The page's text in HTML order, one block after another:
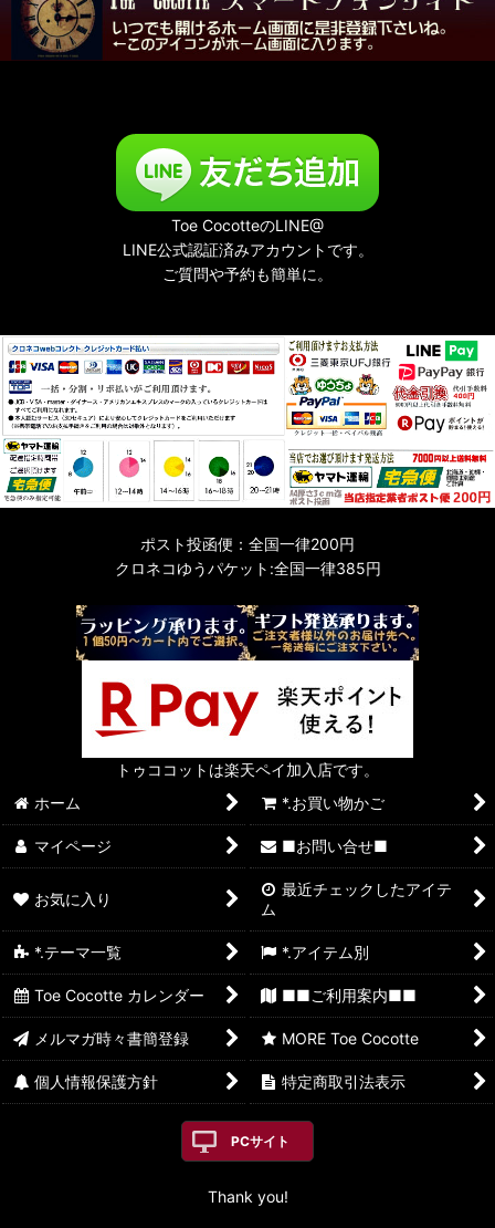
Toe CocotteのLINE@
LINE公式認証済みアカウントです。
ご質問や予約も簡単に。
ポスト投函便：全国一律200円
クロネコゆうパケット:全国一律385円
トゥココットは楽天ペイ加入店です。
ホーム
*.お買い物かご
マイページ ■お問い合せ■
お気に入り
最近チェックしたアイテ
ム
*.テーマ一覧 *.アイテム別
Toe Cocotte カレンダー ■■ご利用案内■■
メルマガ時々書簡登録 MORE Toe Cocotte
個人情報保護方針 特定商取引法表示
PCサイト
Thank you!